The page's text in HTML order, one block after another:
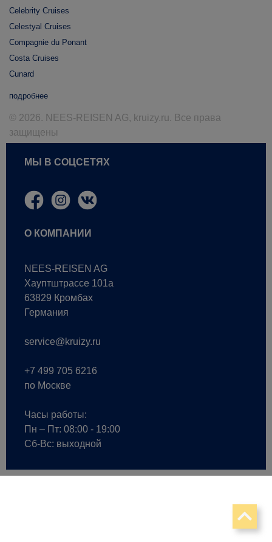
Celebrity Cruises
Celestyal Cruises
Compagnie du Ponant
Costa Cruises
Cunard
подробнее
© 2026. NEES-REISEN AG, kruizy.ru. Все права
защищены
МЫ В СОЦСЕТЯХ
О КОМПАНИИ
NEES-REISEN AG
Хауптштрассе 101a
63829 Кромбах
Германия
service@kruizy.ru
+7 499 705 6216
по Москве
Часы работы:
Пн – Пт: 08:00 - 19:00
Сб-Вс: выходной